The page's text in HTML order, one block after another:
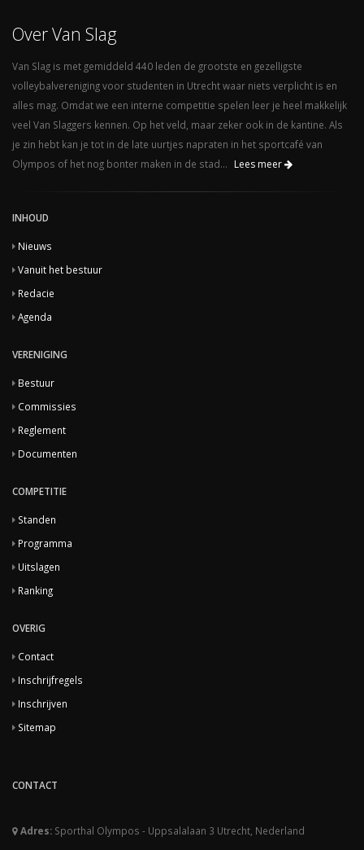
Over Van Slag
Van Slag is met gemiddeld 440 leden de grootste en gezelligste
volleybalvereniging voor studenten in Utrecht waar niets verplicht is en
alles mag. Omdat we een interne competitie spelen leer je heel makkelijk
veel Van Slaggers kennen. Op het veld, maar zeker ook in de kantine. Als
je zin hebt kan je tot in de late uurtjes napraten in het sportcafé van
Olympos of het nog bonter maken in de stad...
Lees meer
INHOUD
Nieuws
Vanuit het bestuur
Redacie
Agenda
VERENIGING
Bestuur
Commissies
Reglement
Documenten
COMPETITIE
Standen
Programma
Uitslagen
Ranking
OVERIG
Contact
Inschrijfregels
Inschrijven
Sitemap
CONTACT
Adres: Sporthal Olympos - Uppsalalaan 3 Utrecht, Nederland